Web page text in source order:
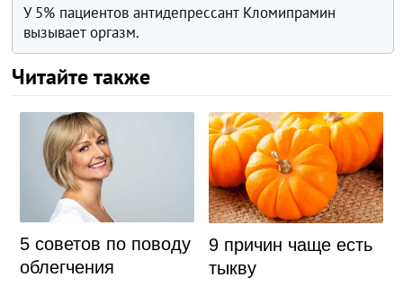
У 5% пациентов антидепрессант Кломипрамин
вызывает оргазм.
Читайте также
5 советов по поводу
облегчения
9 причин чаще есть
тыкву